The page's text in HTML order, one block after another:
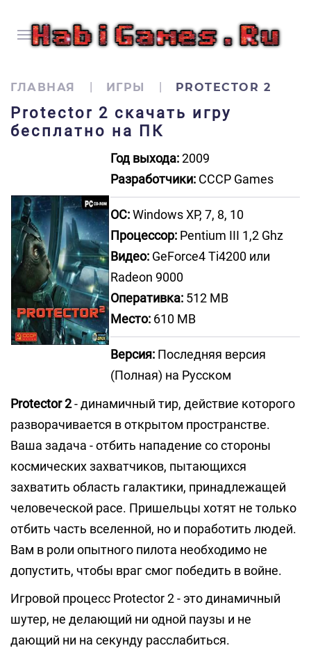
ГЛАВНАЯ ИГРЫ PROTECTOR 2
Protector 2 скачать игру
бесплатно на ПК
Год выхода:2009
Разработчики: CCCP Games
ОС:Windows XP, 7, 8, 10
Процессор: Pentium III 1,2 Ghz
Видео: GeForce4 Ti4200 или
Radeon 9000
Оперативка: 512 MB
Место: 610 MB
Версия: Последняя версия
(Полная) на Русском
Protector 2- динамичный тир, действие которого
разворачивается в открытом пространстве.
Ваша задача - отбить нападение со стороны
космических захватчиков, пытающихся
захватить область галактики, принадлежащей
человеческой расе. Пришельцы хотят не только
отбить часть вселенной, но и поработить людей.
Вам в роли опытного пилота необходимо не
допустить, чтобы враг смог победить в войне.
Игровой процесс Protector 2 - это динамичный
шутер, не делающий ни одной паузы и не
дающий ни на секунду расслабиться.